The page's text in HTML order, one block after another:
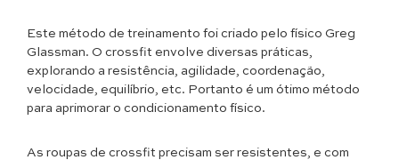
Este método de treinamento foi criado pelo físico Greg
Glassman. O crossfit envolve diversas práticas,
explorando a resistência, agilidade, coordenação,
velocidade, equilíbrio, etc. Portanto é um ótimo método
para aprimorar o condicionamento físico.
As roupas de crossfit precisam ser resistentes, e com